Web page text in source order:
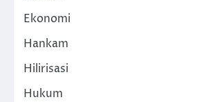
Ekonomi
Hankam
Hilirisasi
Hukum